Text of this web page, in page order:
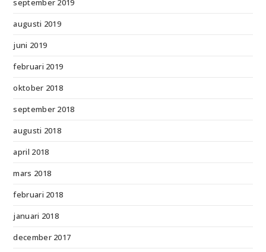
september 2019
augusti 2019
juni 2019
februari 2019
oktober 2018
september 2018
augusti 2018
april 2018
mars 2018
februari 2018
januari 2018
december 2017